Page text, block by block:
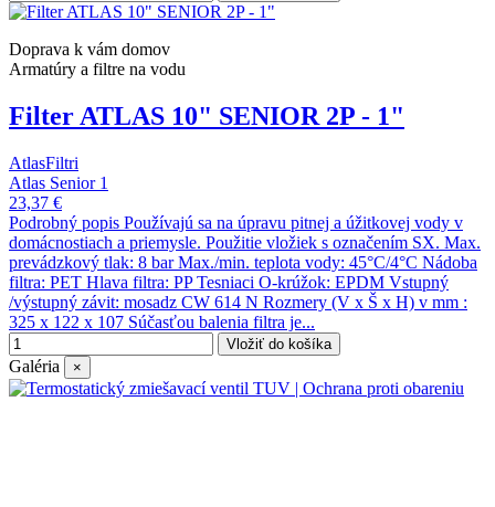
Doprava k vám domov
Armatúry a filtre na vodu
Filter ATLAS 10" SENIOR 2P - 1"
AtlasFiltri
Atlas Senior 1
23,37 €
Podrobný popis Používajú sa na úpravu pitnej a úžitkovej vody v
domácnostiach a priemysle. Použitie vložiek s označením SX. Max.
prevádzkový tlak: 8 bar Max./min. teplota vody: 45°C/4°C Nádoba
filtra: PET Hlava filtra: PP Tesniaci O-krúžok: EPDM Vstupný
/výstupný závit: mosadz CW 614 N Rozmery (V x Š x H) v mm :
325 x 122 x 107 Súčasťou balenia filtra je...
Vložiť do košíka
Galéria ×